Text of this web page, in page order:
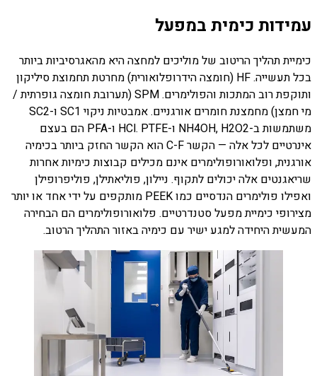
עמידות כימית במפעל
כימיית תהליך הריטוב של מוליכים למחצה היא מהאגרסיביות ביותר
בכל תעשייה. HF (חומצה הידרופלואורית) מחרטת תחמוצת סיליקון
ותוקפת רוב המתכות והפולימרים. SPM (תערובת חומצה גופרתית /
מי חמצן) מחמצנת חומרים אורגניים. אמבטיות ניקוי SC1 ו-SC2
משתמשות ב-NH4OH, H2O2 ו-HCl. PTFE ו-PFA הם בעצם
אינרטיים לכל אלה — הקשר C-F הוא הקשר החזק ביותר בכימיה
אורגנית, ופלואורופולימרים אינם מכילים קבוצות כימיות אחרות
שריאגנטים אלה יכולים לתקוף. ניילון, פוליאתילן, פוליפרופילן
ואפילו פולימרים הנדסיים כמו PEEK מותקפים על ידי אחד או יותר
מצירופי כימיית מפעל סטנדרטיים. פלואורופולימרים הם הבחירה
המעשית היחידה למגע ישיר עם כימיה באזור התהליך הרטוב.